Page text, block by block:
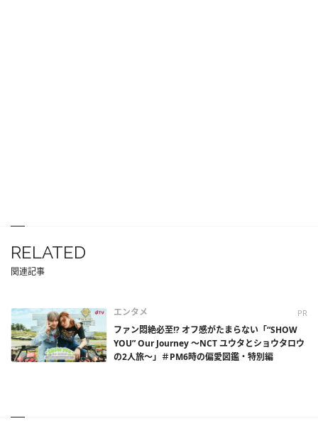
RELATED
関連記事
エンタメ PR
ファン悶絶必至!? オフ感がたまらない「“SHOW
YOU” Our Journey ～NCT ユウタとショウタロウ
の2人旅～」＃PM6時の偏愛図鑑・特別編